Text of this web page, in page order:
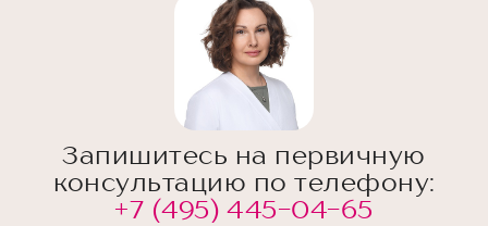
Запишитесь на первичную
консультацию по телефону:
+7 (495) 445-04-65